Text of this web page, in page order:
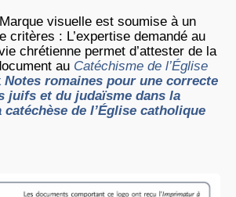
Marque visuelle est soumise à un
critères : L’expertise demandé au
chrétienne permet d’attester de la
au Catéchisme de l’Église
Notes romaines pour une correcte
juifs et du judaïsme dans la
de l’Église catholique